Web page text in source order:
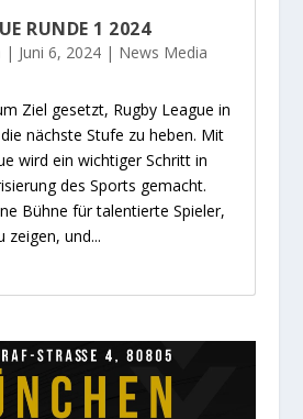
RUNDE 1 2024
| Juni 6, 2024| News Media
Ziel gesetzt, Rugby League in
nächste Stufe zu heben. Mit
wird ein wichtiger Schritt in
des Sports gemacht.
Bühne für talentierte Spieler,
zeigen, und...